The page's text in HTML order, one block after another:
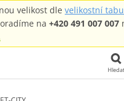
velikost dle velikostní
na +420 491 007 007
Hledat